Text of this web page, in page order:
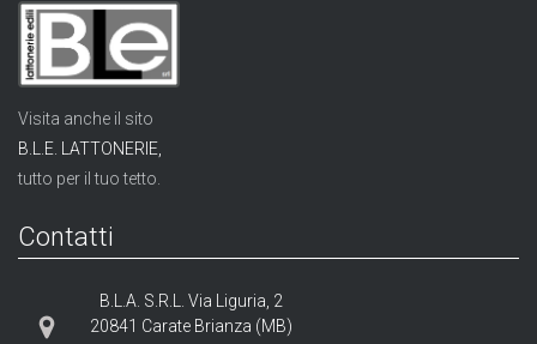
Visita anche il sito
B.L.E. LATTONERIE,
tutto per il tuo tetto.
Contatti
B.L.A. S.R.L. Via Liguria, 2
20841 Carate Brianza (MB)